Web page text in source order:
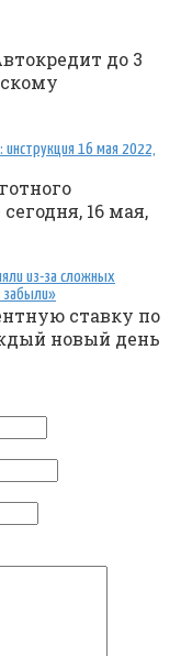
до 3
инструкция 16 мая 2022,
16 мая,
из-за сложных
забыли»
ставку по
новый день